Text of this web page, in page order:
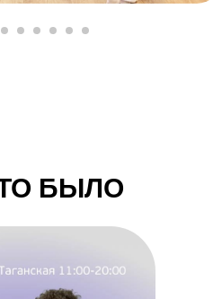
БЫЛО